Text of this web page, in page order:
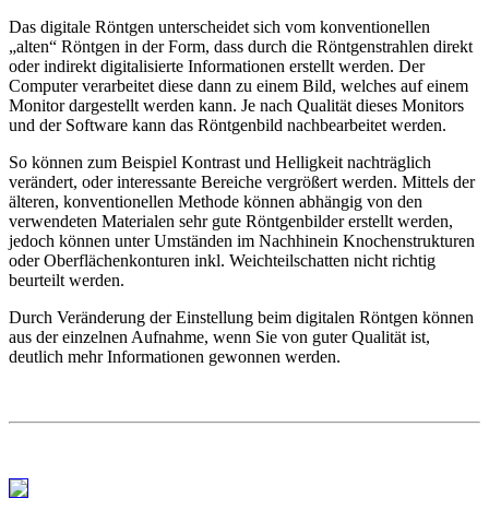
Das digitale Röntgen unterscheidet sich vom konventionellen
„alten“ Röntgen in der Form, dass durch die Röntgenstrahlen direkt
oder indirekt digitalisierte Informationen erstellt werden. Der
Computer verarbeitet diese dann zu einem Bild, welches auf einem
Monitor dargestellt werden kann. Je nach Qualität dieses Monitors
und der Software kann das Röntgenbild nachbearbeitet werden.
So können zum Beispiel Kontrast und Helligkeit nachträglich
verändert, oder interessante Bereiche vergrößert werden. Mittels der
älteren, konventionellen Methode können abhängig von den
verwendeten Materialen sehr gute Röntgenbilder erstellt werden,
jedoch können unter Umständen im Nachhinein Knochenstrukturen
oder Oberflächenkonturen inkl. Weichteilschatten nicht richtig
beurteilt werden.
Durch Veränderung der Einstellung beim digitalen Röntgen können
aus der einzelnen Aufnahme, wenn Sie von guter Qualität ist,
deutlich mehr Informationen gewonnen werden.